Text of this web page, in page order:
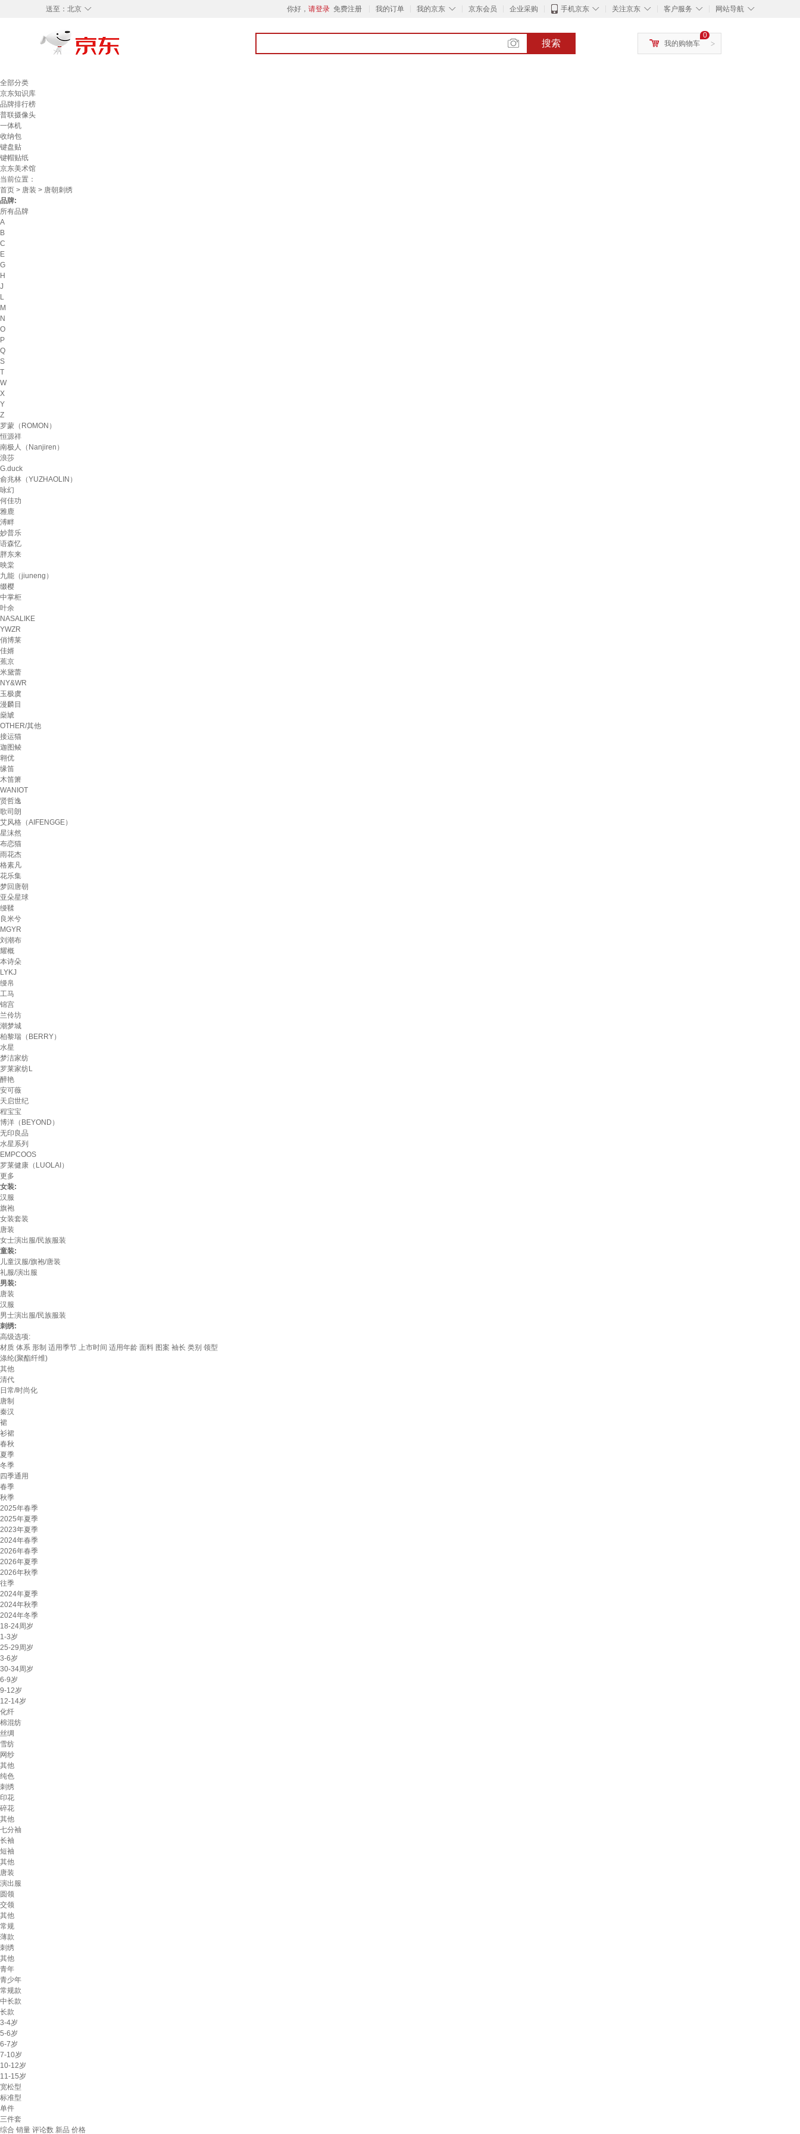
◇
送至： 北京 你好， 请登录 免费注册 我的订单 ◇
我的京东 京东会员 企业采购 ◇
手机京东 ◇
关注京东 ◇
客户服务 ◇
网站导航
搜索 >
0
我的购物车
全部分类
京东知识库
品牌排行榜
普联摄像头
一体机
收纳包
键盘贴
键帽贴纸
京东美术馆
当前位置：
首页 > 唐装 > 唐朝刺绣
品牌:
所有品牌
A
B
C
E
G
H
J
L
M
N
O
P
Q
S
T
W
X
Y
Z
罗蒙（ROMON）
恒源祥
南极人（Nanjiren）
浪莎
G.duck
俞兆林（YUZHAOLIN）
咏幻
何佳功
雅鹿
溥畔
妙普乐
语森忆
胖东来
映棠
九能（jiuneng）
缀樱
中掌柜
叶余
NASALIKE
YWZR
俏博莱
佳婿
蕉京
米黛蕾
NY&WR
玉极虞
漫麟目
燊虓
OTHER/其他
接运猫
迦图鲮
翱优
缘笛
木笛箫
WANIOT
贤哲逸
歌司朗
艾风格（AIFENGGE）
星沫然
布恋猫
雨花杰
格素凡
花乐集
梦回唐朝
亚朵星球
缦鞣
良米兮
MGYR
刘潮布
耀概
本诗朵
LYKJ
缦帛
工马
锦宫
兰伶坊
潮梦城
柏黎瑞（BERRY）
水星
梦洁家纺
罗莱家纺L
醉艳
安可薇
天启世纪
程宝宝
博洋（BEYOND）
无印良品
水星系列
EMPCOOS
罗莱健康（LUOLAI）
更多
女装:
汉服
旗袍
女装套装
唐装
女士演出服/民族服装
童装:
儿童汉服/旗袍/唐装
礼服/演出服
男装:
唐装
汉服
男士演出服/民族服装
刺绣:
高级选项:
材质 体系 形制 适用季节 上市时间 适用年龄 面料 图案 袖长 类别 领型
涤纶(聚酯纤维)
其他
清代
日常/时尚化
唐制
秦汉
裙
衫裙
春秋
夏季
冬季
四季通用
春季
秋季
2025年春季
2025年夏季
2023年夏季
2024年春季
2026年春季
2026年夏季
2026年秋季
往季
2024年夏季
2024年秋季
2024年冬季
18-24周岁
1-3岁
25-29周岁
3-6岁
30-34周岁
6-9岁
9-12岁
12-14岁
化纤
棉混纺
丝绸
雪纺
网纱
其他
纯色
刺绣
印花
碎花
其他
七分袖
长袖
短袖
其他
唐装
演出服
圆领
交领
其他
常规
薄款
刺绣
其他
青年
青少年
常规款
中长款
长款
3-4岁
5-6岁
6-7岁
7-10岁
10-12岁
11-15岁
宽松型
标准型
单件
三件套
综合 销量 评论数 新品 价格